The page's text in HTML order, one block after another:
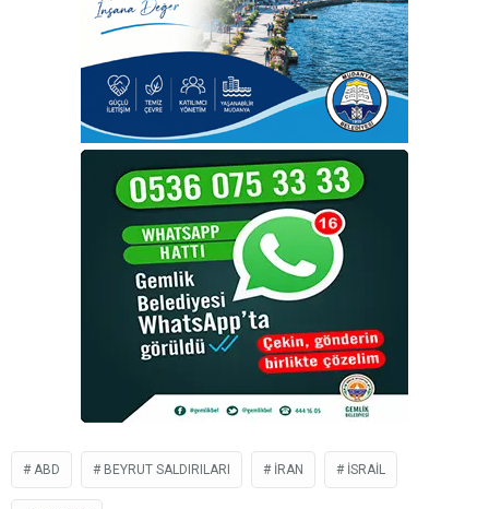
ABD BEYRUT SALDIRILARI IRAN ISRAIL